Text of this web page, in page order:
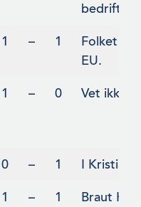
bedrifter.
1 – 1
Folket sa
EU.
1 – 0 Vet ikke
0 – 1 I
1 – 1 Braut